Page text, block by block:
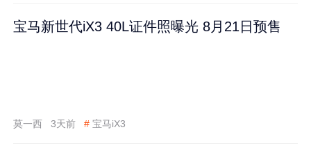
宝马新世代iX3 40L证件照曝光 8月21日预售
莫一西 3天前 # 宝马iX3